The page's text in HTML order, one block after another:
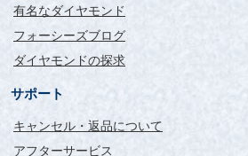
有名なダイヤモンド
フォーシーズブログ
ダイヤモンドの探求
サポート
キャンセル・返品について
アフターサービス